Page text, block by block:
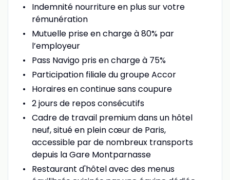
Indemnité nourriture en plus sur votre
rémunération
Mutuelle prise en charge à 80% par
l’employeur
Pass Navigo pris en charge à 75%
Participation filiale du groupe Accor
Horaires en continue sans coupure
2 jours de repos consécutifs
Cadre de travail premium dans un hôtel
neuf, situé en plein cœur de Paris,
accessible par de nombreux transports
depuis la Gare Montparnasse
Restaurant d'hôtel avec des menus